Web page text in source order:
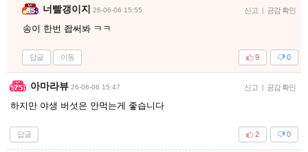
너빨갱이지 26-06-06 15:55 신고 | 공감 확인
송이 한번 좝써봐 ㅋㅋ
답글 이동 0
9
아마라뷰 26-06-06 15:47 신고 | 공감 확인
하지만 야생 버섯은 안먹는게 좋습니다
답글 0
2